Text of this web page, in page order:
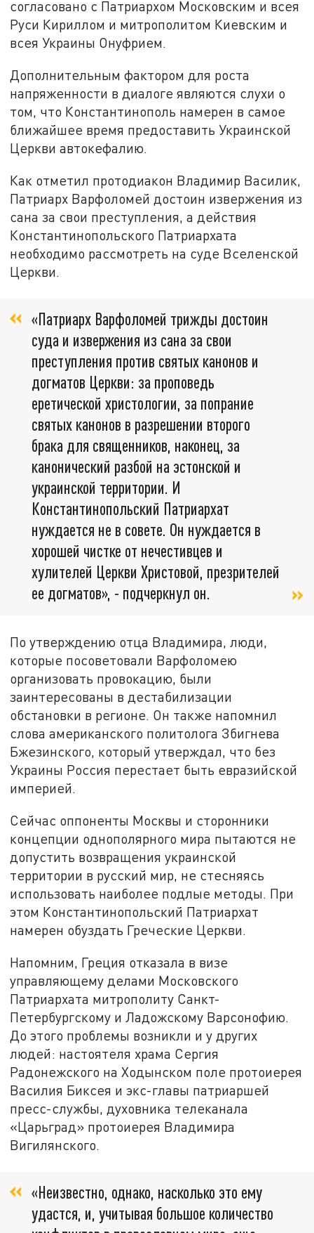
согласовано с Патриархом Московским и всея
Руси Кириллом и митрополитом Киевским и
всея Украины Онуфрием.
Дополнительным фактором для роста
напряженности в диалоге являются слухи о
том, что Константинополь намерен в самое
ближайшее время предоставить Украинской
Церкви автокефалию.
Как отметил протодиакон Владимир Василик,
Патриарх Варфоломей достоин извержения из
сана за свои преступления, а действия
Константинопольского Патриархата
необходимо рассмотреть на суде Вселенской
Церкви.
«Патриарх Варфоломей трижды достоин
суда и извержения из сана за свои
преступления против святых канонов и
догматов Церкви: за проповедь
еретической христологии, за попрание
святых канонов в разрешении второго
брака для священников, наконец, за
канонический разбой на эстонской и
украинской территории. И
Константинопольский Патриархат
нуждается не в совете. Он нуждается в
хорошей чистке от нечестивцев и
хулителей Церкви Христовой, презрителей
ее догматов», - подчеркнул он.
По утверждению отца Владимира, люди,
которые посоветовали Варфоломею
организовать провокацию, были
заинтересованы в дестабилизации
обстановки в регионе. Он также напомнил
слова американского политолога Збигнева
Бжезинского, который утверждал, что без
Украины Россия перестает быть евразийской
империей.
Сейчас оппоненты Москвы и сторонники
концепции однополярного мира пытаются не
допустить возвращения украинской
территории в русский мир, не стесняясь
использовать наиболее подлые методы. При
этом Константинопольский Патриархат
намерен обуздать Греческие Церкви.
Напомним, Греция отказала в визе
управляющему делами Московского
Патриархата митрополиту Санкт-
Петербургскому и Ладожскому Варсонофию.
До этого проблемы возникли и у других
людей: настоятеля храма Сергия
Радонежского на Ходынском поле протоиерея
Василия Биксея и экс-главы патриаршей
пресс-службы, духовника телеканала
«Царьград» протоиерея Владимира
Вигилянского.
«Неизвестно, однако, насколько это ему
удастся, и, учитывая большое количество